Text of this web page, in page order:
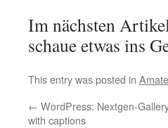
Im nächsten
schaue etwas ins
This entry was posted in
← WordPress: Nextgen-
with captions